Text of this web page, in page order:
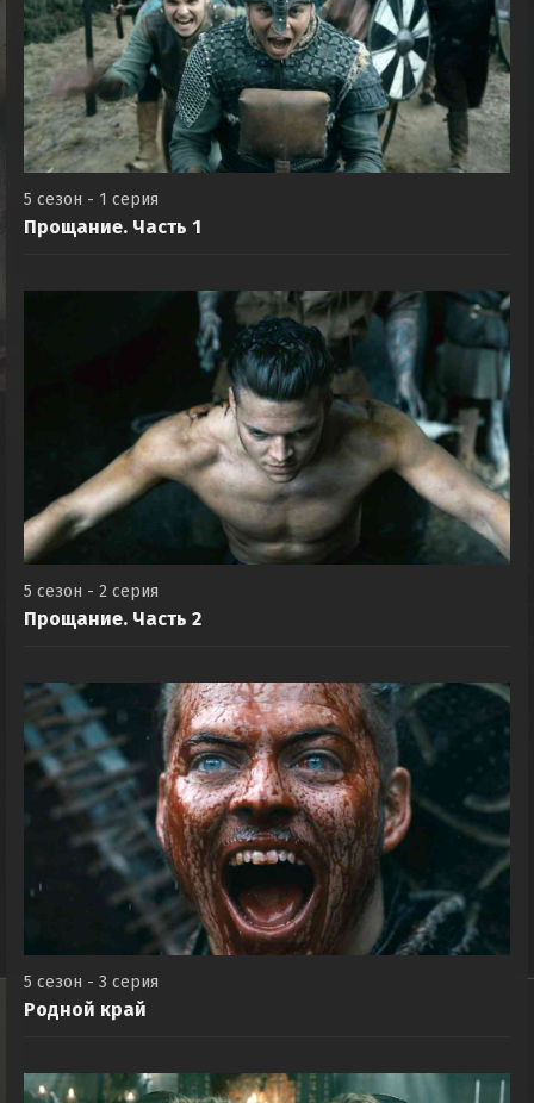
5 сезон - 1 серия
Прощание. Часть 1
5 сезон - 2 серия
Прощание. Часть 2
5 сезон - 3 серия
Родной край